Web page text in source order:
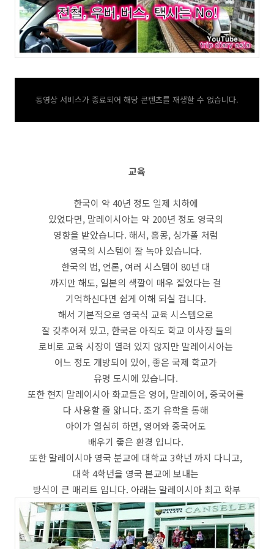
동영상 서비스가 종료되어 해당 콘텐츠를 재생할 수 없습니다.
교육
한국이 약 40년 정도 일제 치하에
있었다면, 말레이시아는 약 200년 정도 영국의
영향을 받았습니다. 해서, 홍콩, 싱가폴 처럼
영국의 시스템이 잘 녹아 있습니다.
한국의 법, 언론, 여러 시스템이 80년 대
까지만 해도, 일본의 색깔이 매우 짙었다는 걸
기억하신다면 쉽게 이해 되실 겁니다.
해서 기본적으로 영국식 교육 시스템으로
잘 갖추어져 있고, 한국은 아직도 학교 이사장 들의
로비로 교육 시장이 열려 있지 않지만 말레이시아는
어느 정도 개방되어 있어, 좋은 국제 학교가
유명 도시에 있습니다.
또한 현지 말레이시아 화교들은 영어, 말레이어, 중국어를
다 사용할 줄 앎니다. 조기 유학을 통해
아이가 열심히 하면, 영어와 중국어도
배우기 좋은 환경 입니다.
또한 말레이시아 영국 분교에 대학교 3학년 까지 다니고,
대학 4학년을 영국 본교에 보내는
방식이 큰 매리트 입니다. 아래는 말레이시아 최고 학부